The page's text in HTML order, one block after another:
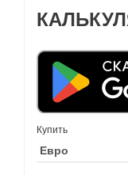
Купить